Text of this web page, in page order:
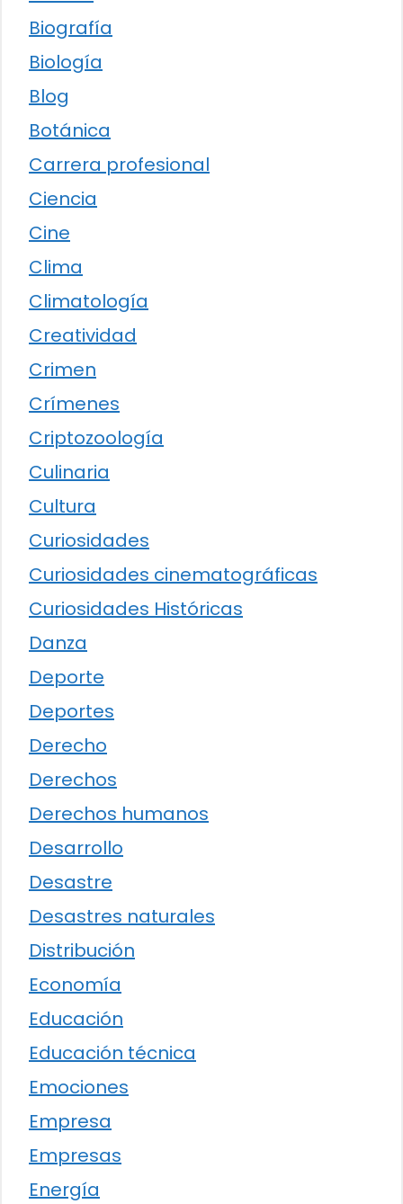
Biografía
Biología
Blog
Botánica
Carrera profesional
Ciencia
Cine
Clima
Climatología
Creatividad
Crimen
Crímenes
Criptozoología
Culinaria
Cultura
Curiosidades
Curiosidades cinematográficas
Curiosidades Históricas
Danza
Deporte
Deportes
Derecho
Derechos
Derechos humanos
Desarrollo
Desastre
Desastres naturales
Distribución
Economía
Educación
Educación técnica
Emociones
Empresa
Empresas
Energía